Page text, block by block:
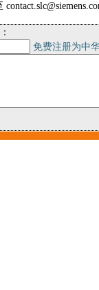
免费注册为中